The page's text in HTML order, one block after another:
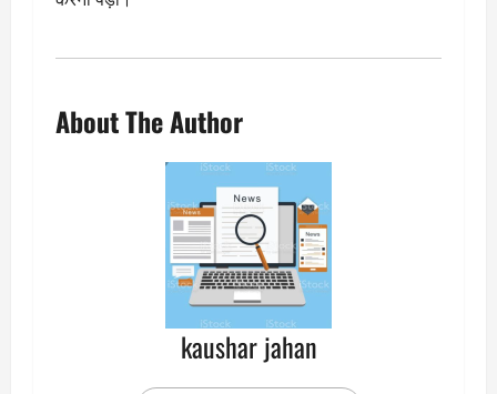
About The Author
kaushar jahan